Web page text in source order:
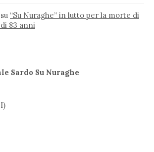
su “Su Nuraghe” in lutto per la morte di
83 anni
Sardo Su Nuraghe